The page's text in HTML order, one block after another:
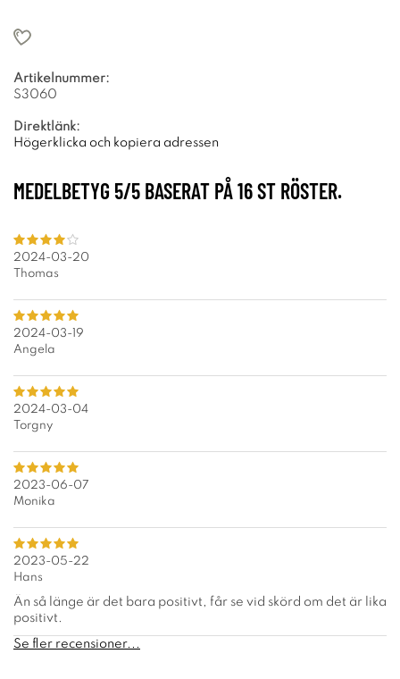
Artikelnummer:
S3060
Direktlänk:
Högerklicka och kopiera adressen
MEDELBETYG 5/5 BASERAT PÅ16ST RÖSTER.
2024-03-20
Thomas
2024-03-19
Angela
2024-03-04
Torgny
2023-06-07
Monika
2023-05-22
Hans
Än så länge är det bara positivt, får se vid skörd om det är lika
positivt.
Se fler recensioner...